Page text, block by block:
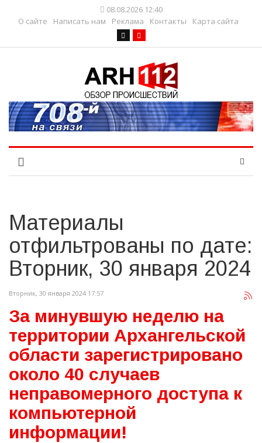
08.08.2026 12:40
О сайте
Написать нам Реклама Контакты Карта сайта
Материалы
отфильтрованы по дате:
Вторник, 30 января 2024
Вторник, 30 января 2024 17:57
За минувшую неделю на
территории Архангельской
области зарегистрировано
около 40 случаев
неправомерного доступа к
компьютерной
информации!